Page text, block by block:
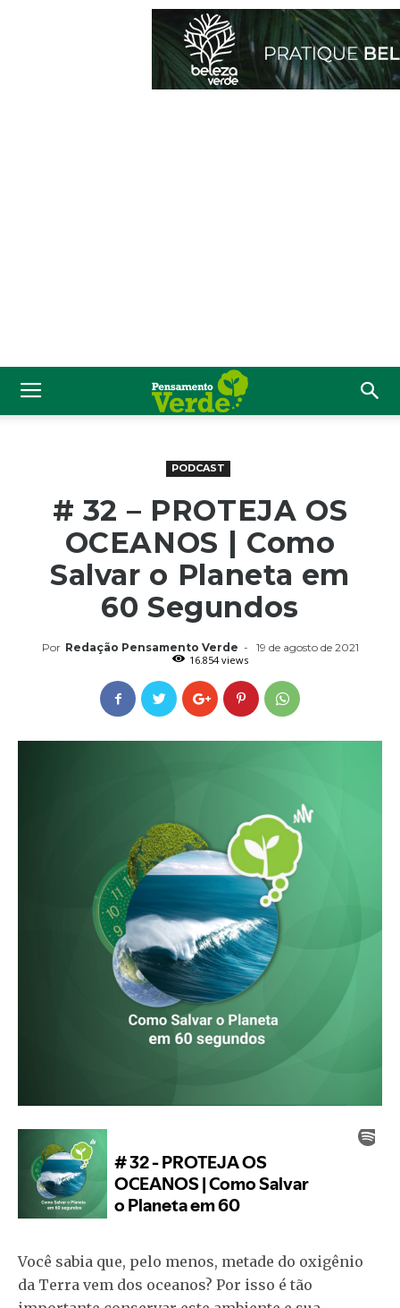
PODCAST
# 32 – PROTEJA OS
OCEANOS | Como
Salvar o Planeta em
60 Segundos
Por Redação Pensamento Verde -
19 de agosto de 2021
16.854 views
Você sabia que, pelo menos, metade do oxigênio
da Terra vem dos oceanos? Por isso é tão